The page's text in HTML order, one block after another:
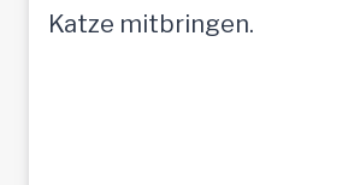
Katze mitbringen.